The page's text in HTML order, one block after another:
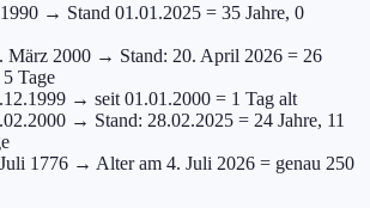
→ Stand 01.01.2025 = 35 Jahre, 0
März 2000 → Stand: 20. April 2026 = 26
Tage
→ seit 01.01.2000 = 1 Tag alt
→ Stand: 28.02.2025 = 24 Jahre, 11
1776 → Alter am 4. Juli 2026 = genau 250